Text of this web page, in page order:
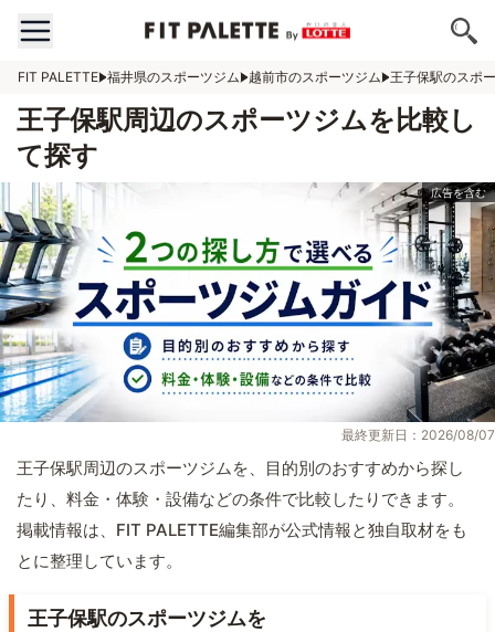
FIT PALETTE 福井県のスポーツジム 越前市のスポーツジム 王子保駅のスポ
王子保駅周辺のスポーツジムを比較し
て探す
最終更新日：2026/08/07
王子保駅周辺のスポーツジムを、目的別のおすすめから探し
たり、料金・体験・設備などの条件で比較したりできます。
掲載情報は、FIT PALETTE編集部が公式情報と独自取材をも
とに整理しています。
王子保駅のスポーツジムを